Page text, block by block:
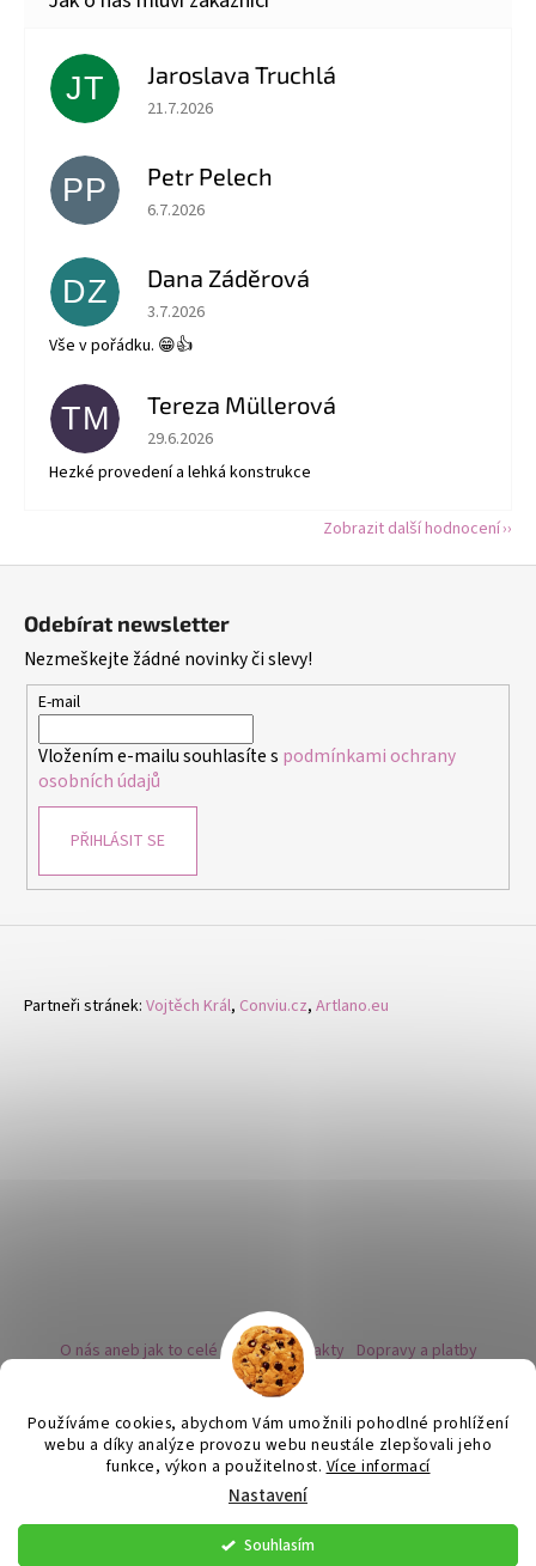
Používáme cookies, abychom Vám umožnili pohodlné prohlížení
webu a díky analýze provozu webu neustále zlepšovali jeho
funkce, výkon a použitelnost. Více informací
Nastavení
Souhlasím
JT Jaroslava Truchlá
Hodnocení obchodu je 5 z 5 hvězdiček.
21.7.2026
PP Petr Pelech
Hodnocení obchodu je 5 z 5 hvězdiček.
6.7.2026
DZ Dana Záděrová
Hodnocení obchodu je 5 z 5 hvězdiček.
3.7.2026
Vše v pořádku. 😁👍
TM Tereza Müllerová
Hodnocení obchodu je 5 z 5 hvězdiček.
29.6.2026
Hezké provedení a lehká konstrukce
Zobrazit další hodnocení
Odebírat newsletter
Nezmeškejte žádné novinky či slevy!
E-mail
Vložením e-mailu souhlasíte s podmínkami ochrany
osobních údajů
PŘIHLÁSIT SE
Partneři stránek: Vojtěch Král, Conviu.cz, Artlano.eu
O nás aneb jak to celé začalo Kontakty Dopravy a platby
Kovy a puncovní značky Naše nabídka náušnic
Instagram - sledujte nás
Obchodní podmínky Ochrana osobních údajů
Zpětný odběr vysloužilých bateriích
Vytvořil Shoptet
Flor de Cristal. Všechna práva vyhrazena.